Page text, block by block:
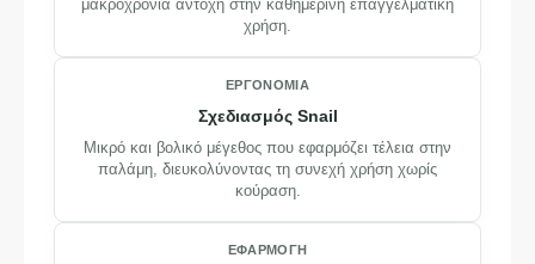
×
μακροχρόνια αντοχή στην καθημερινή επαγγελματική
χρήση.
ΕΡΓΟΝΟΜΊΑ
Σχεδιασμός Snail
Μικρό και βολικό μέγεθος που εφαρμόζει τέλεια στην
παλάμη, διευκολύνοντας τη συνεχή χρήση χωρίς
κούραση.
ΕΦΑΡΜΟΓΉ